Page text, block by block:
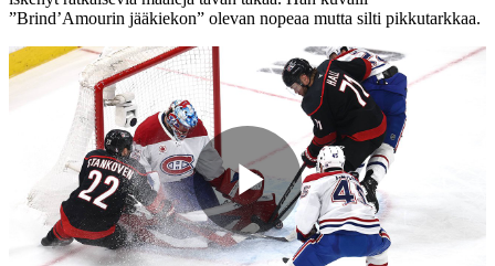
”Brind’Amourin jääkiekon” olevan nopeaa mutta silti pikkutarkkaa.
Play